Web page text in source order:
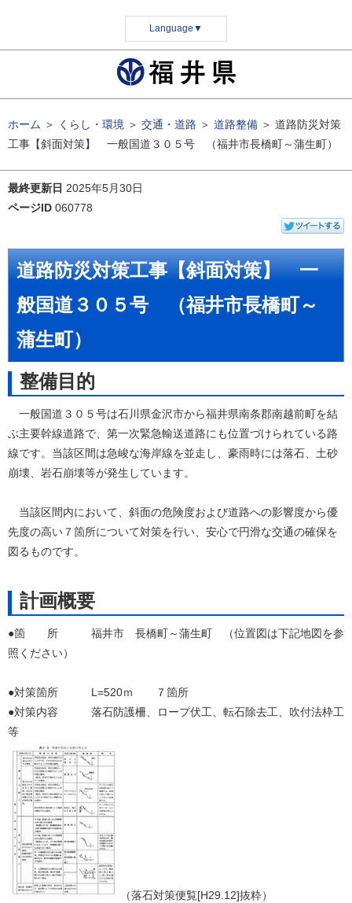
Language ▼
ホーム ＞ くらし・環境 ＞ 交通・道路 ＞ 道路整備 ＞ 道路防災対策
工事【斜面対策】 一般国道３０５号 （福井市長橋町～蒲生町）
最終更新日 2025年5月30日
ページID 060778
道路防災対策工事【斜面対策】 一
般国道３０５号 （福井市長橋町～
蒲生町）
整備目的
一般国道３０５号は石川県金沢市から福井県南条郡南越前町を結
ぶ主要幹線道路で、第一次緊急輸送道路にも位置づけられている路
線です。当該区間は急峻な海岸線を並走し、豪雨時には落石、土砂
崩壊、岩石崩壊等が発生しています。
当該区間内において、斜面の危険度および道路への影響度から優
先度の高い７箇所について対策を行い、安心で円滑な交通の確保を
図るものです。
計画概要
●箇 所 福井市 長橋町～蒲生町 （位置図は下記地図を参
照ください）
●対策箇所 L=520ｍ ７箇所
●対策内容 落石防護柵、ロープ伏工、転石除去工、吹付法枠工
等
（落石対策便覧[H29.12]抜粋）